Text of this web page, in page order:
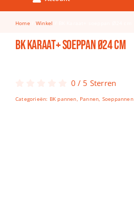
Keuken & Tafelen
Kinderfietsen
Knutselen
Spellen
Home Winkel
BK Karaat+ soeppan Ø24 cm
0 / 5 Sterren
Categorieën: BK pannen, Pannen, Soeppannen